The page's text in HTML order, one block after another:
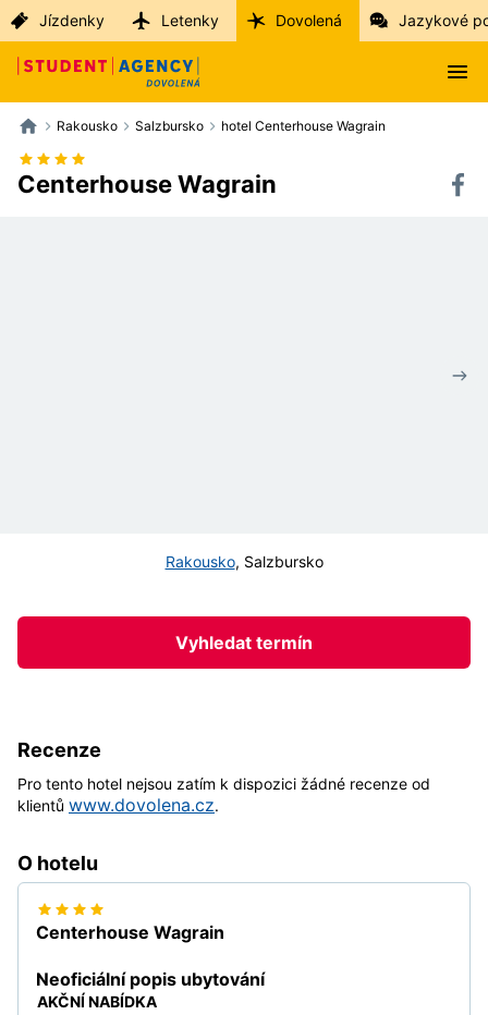
Jízdenky Letenky Dovolená Jazykové
Rakousko Salzbursko hotel Centerhouse Wagrain
Centerhouse Wagrain
Rakousko, Salzbursko
Vyhledat termín
Recenze
Pro tento hotel nejsou zatím k dispozici žádné recenze od
klientů www.dovolena.cz.
O hotelu
Centerhouse Wagrain
Neoficiální popis ubytování
AKČNÍ NABÍDKA